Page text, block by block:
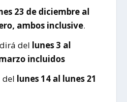
23 de diciembre al
, ambos inclusive.
del lunes 3 al
incluidos
del lunes 14 al lunes 21